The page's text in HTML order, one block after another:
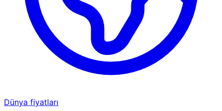
Dünya fiyatları